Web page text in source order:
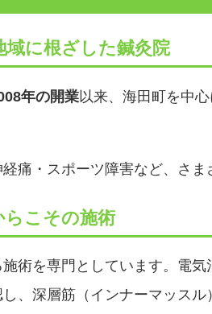
に根ざした鍼灸院
年の開業以来、海田町を中
痛・スポーツ障害など、さま
こその施術
術を専門としています。電
、深層筋（インナーマッス